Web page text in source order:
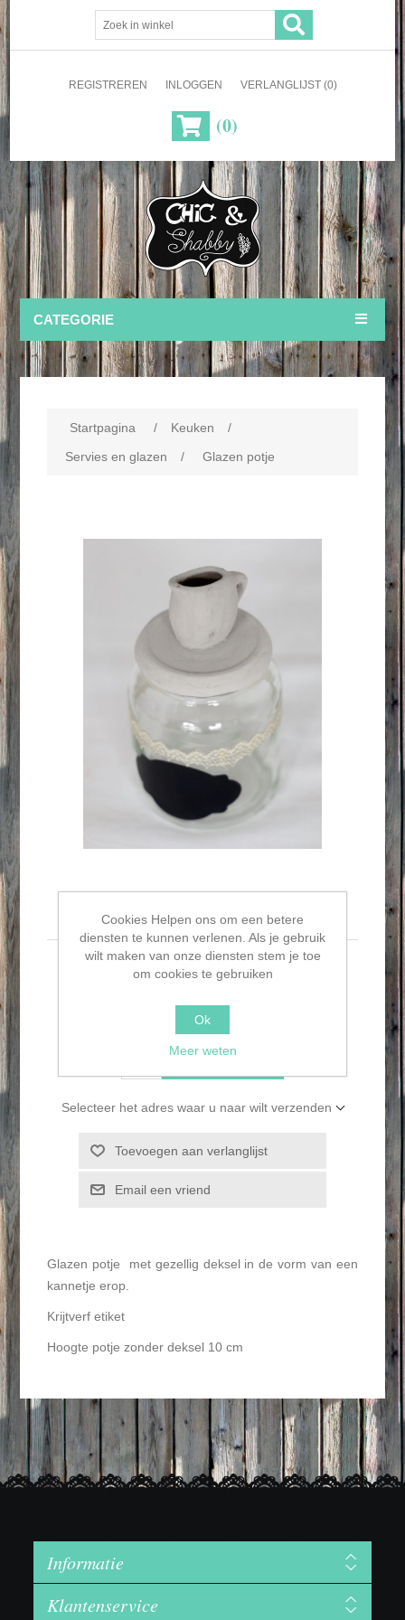
REGISTREREN INLOGGEN VERLANGLIJST (0)
(0)
CATEGORIE
Startpagina / Keuken
/
Servies en glazen
/ Glazen potje
Glazen potje
Glazen potje
€1,95
BESTEL NU!
Selecteer het adres waar u naar wilt verzenden
Toevoegen aan verlanglijst
Email een vriend
Glazen potje met gezellig deksel in de vorm van een
kannetje erop.
Krijtverf etiket
Hoogte potje zonder deksel 10 cm
Informatie
Klantenservice
Cookies Helpen ons om een betere
diensten te kunnen verlenen. Als je gebruik
wilt maken van onze diensten stem je toe
om cookies te gebruiken
Ok
Meer weten